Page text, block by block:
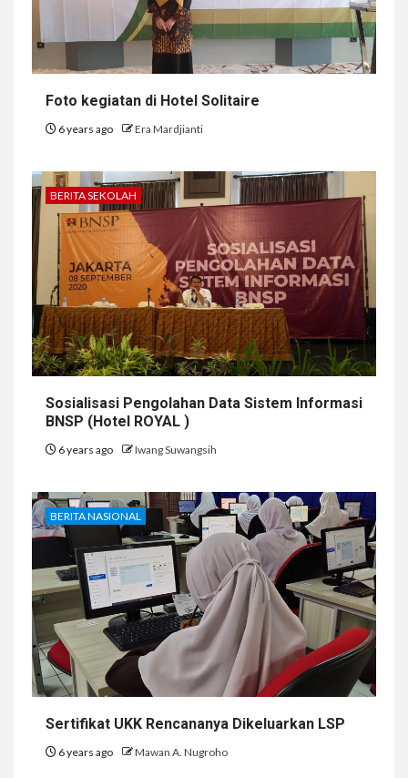
Foto kegiatan di Hotel Solitaire
6 years ago Era Mardjianti
BERITA SEKOLAH
Sosialisasi Pengolahan Data Sistem Informasi
BNSP (Hotel ROYAL )
6 years ago Iwang Suwangsih
BERITA NASIONAL
Sertifikat UKK Rencananya Dikeluarkan LSP
6 years ago Mawan A. Nugroho